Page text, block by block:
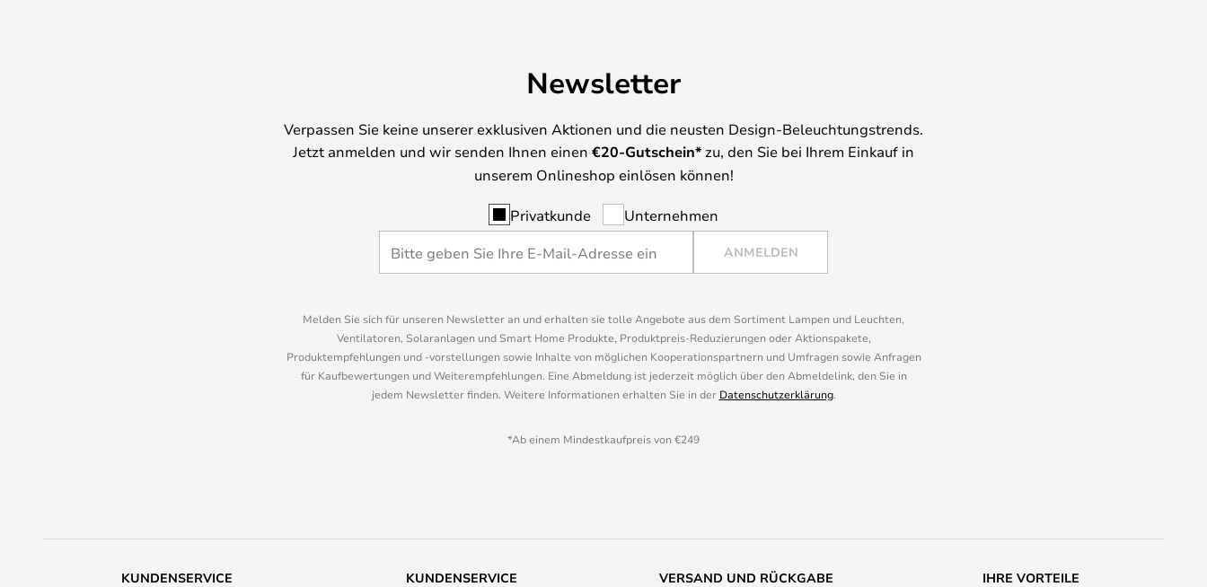
Newsletter
Verpassen Sie keine unserer exklusiven Aktionen und die neusten Design-Beleuchtungstrends.
Jetzt anmelden und wir senden Ihnen einen €20-Gutschein* zu, den Sie bei Ihrem Einkauf in
unserem Onlineshop einlösen können!
Privatkunde Unternehmen
ANMELDEN
Melden Sie sich für unseren Newsletter an und erhalten sie tolle Angebote aus dem Sortiment Lampen und Leuchten,
Ventilatoren, Solaranlagen und Smart Home Produkte, Produktpreis-Reduzierungen oder Aktionspakete,
Produktempfehlungen und -vorstellungen sowie Inhalte von möglichen Kooperationspartnern und Umfragen sowie Anfragen
für Kaufbewertungen und Weiterempfehlungen. Eine Abmeldung ist jederzeit möglich über den Abmeldelink, den Sie in
jedem Newsletter finden. Weitere Informationen erhalten Sie in der Datenschutzerklärung.
*Ab einem Mindestkaufpreis von €249
KUNDENSERVICE KUNDENSERVICE VERSAND UND RÜCKGABE IHRE VORTEILE